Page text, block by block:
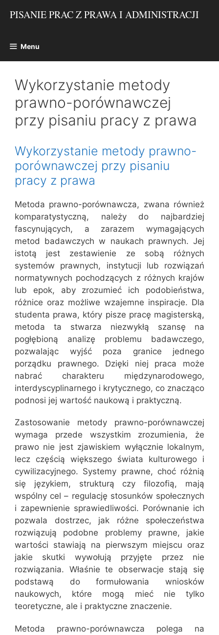
PISANIE PRAC Z PRAWA I ADMINISTRACJI
Menu
Wykorzystanie metody
prawno-porównawczej
przy pisaniu pracy z prawa
Wykorzystanie metody prawno-
porównawczej przy pisaniu
pracy z prawa
Metoda prawno-porównawcza, zwana również
komparatystyczną, należy do najbardziej
fascynujących, a zarazem wymagających
metod badawczych w naukach prawnych. Jej
istotą jest zestawienie ze sobą różnych
systemów prawnych, instytucji lub rozwiązań
normatywnych pochodzących z różnych krajów
lub epok, aby zrozumieć ich podobieństwa,
różnice oraz możliwe wzajemne inspiracje. Dla
studenta prawa, który pisze pracę magisterską,
metoda ta stwarza niezwykłą szansę na
pogłębioną analizę problemu badawczego,
pozwalając wyjść poza granice jednego
porządku prawnego. Dzięki niej praca może
nabrać charakteru międzynarodowego,
interdyscyplinarnego i krytycznego, co znacząco
podnosi jej wartość naukową i praktyczną.
Zastosowanie metody prawno-porównawczej
wymaga przede wszystkim zrozumienia, że
prawo nie jest zjawiskiem wyłącznie lokalnym,
lecz częścią większego świata kulturowego i
cywilizacyjnego. Systemy prawne, choć różnią
się językiem, strukturą czy filozofią, mają
wspólny cel – regulację stosunków społecznych
i zapewnienie sprawiedliwości. Porównanie ich
pozwala dostrzec, jak różne społeczeństwa
rozwiązują podobne problemy prawne, jakie
wartości stawiają na pierwszym miejscu oraz
jakie skutki wywołują przyjęte przez nie
rozwiązania. Właśnie te obserwacje stają się
podstawą do formułowania wniosków
naukowych, które mogą mieć nie tylko
teoretyczne, ale i praktyczne znaczenie.
Metoda prawno-porównawcza polega na